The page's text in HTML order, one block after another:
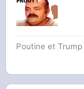
Poutine et